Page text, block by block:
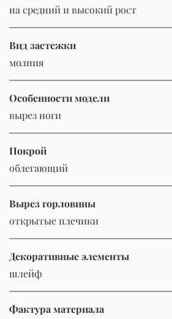
на средний и высокий рост
Вид застежки
молния
Особенности модели
вырез ноги
Покрой
облегающий
Вырез горловины
открытые плечики
Декоративные элементы
шлейф
Фактура материала